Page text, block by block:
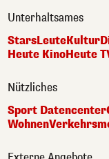
Unterhaltsames
StarsLeuteKultur
Heute KinoHeute
Nützliches
Sport Datencenter
Wohnen